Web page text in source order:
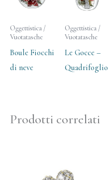
Oggettistica /
Vuotatasche
Boule Fiocchi
di neve
Oggettistica /
Vuotatasche
Le Gocce –
Quadrifoglio
Prodotti correlati